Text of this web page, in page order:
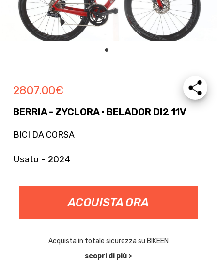
2807.00€
BERRIA - ZYCLORA · BELADOR DI2 11V
BICI DA CORSA
Usato - 2024
ACQUISTA ORA
Acquista in totale sicurezza su BIKEEN
scopri di più >